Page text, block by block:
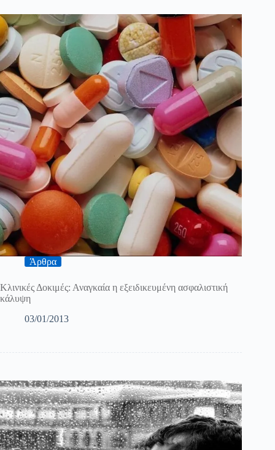
Άρθρα
Κλινικές Δοκιμές: Αναγκαία η εξειδικευμένη ασφαλιστική
κάλυψη
03/01/2013